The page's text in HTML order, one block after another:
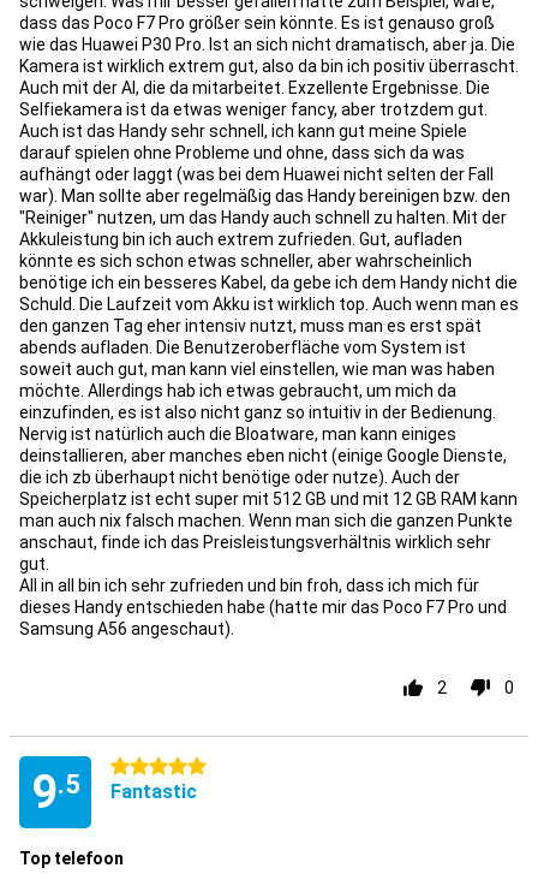
dass das Poco F7 Pro größer sein könnte. Es ist genauso groß
wie das Huawei P30 Pro. Ist an sich nicht dramatisch, aber ja. Die
Kamera ist wirklich extrem gut, also da bin ich positiv überrascht.
Auch mit der AI, die da mitarbeitet. Exzellente Ergebnisse. Die
Selfiekamera ist da etwas weniger fancy, aber trotzdem gut.
Auch ist das Handy sehr schnell, ich kann gut meine Spiele
darauf spielen ohne Probleme und ohne, dass sich da was
aufhängt oder laggt (was bei dem Huawei nicht selten der Fall
war). Man sollte aber regelmäßig das Handy bereinigen bzw. den
"Reiniger" nutzen, um das Handy auch schnell zu halten. Mit der
Akkuleistung bin ich auch extrem zufrieden. Gut, aufladen
könnte es sich schon etwas schneller, aber wahrscheinlich
benötige ich ein besseres Kabel, da gebe ich dem Handy nicht die
Schuld. Die Laufzeit vom Akku ist wirklich top. Auch wenn man es
den ganzen Tag eher intensiv nutzt, muss man es erst spät
abends aufladen. Die Benutzeroberfläche vom System ist
soweit auch gut, man kann viel einstellen, wie man was haben
möchte. Allerdings hab ich etwas gebraucht, um mich da
einzufinden, es ist also nicht ganz so intuitiv in der Bedienung.
Nervig ist natürlich auch die Bloatware, man kann einiges
deinstallieren, aber manches eben nicht (einige Google Dienste,
die ich zb überhaupt nicht benötige oder nutze). Auch der
Speicherplatz ist echt super mit 512 GB und mit 12 GB RAM kann
man auch nix falsch machen. Wenn man sich die ganzen Punkte
anschaut, finde ich das Preisleistungsverhältnis wirklich sehr
gut.
All in all bin ich sehr zufrieden und bin froh, dass ich mich für
dieses Handy entschieden habe (hatte mir das Poco F7 Pro und
Samsung A56 angeschaut).
2 0
9.5
5 stars
Fantastic
Top telefoon